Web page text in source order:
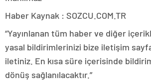
Haber Kaynak : SOZCU.COM.TR
“Yayınlanan tüm haber ve diğer
yasal bildirimlerinizi bize iletişim
iletiniz. En kısa süre içerisinde
dönüş sağlanılacaktır.”